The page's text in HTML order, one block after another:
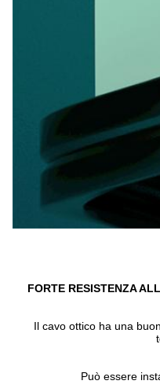
FORTE RESISTENZA
Il cavo ottico ha una
Può essere